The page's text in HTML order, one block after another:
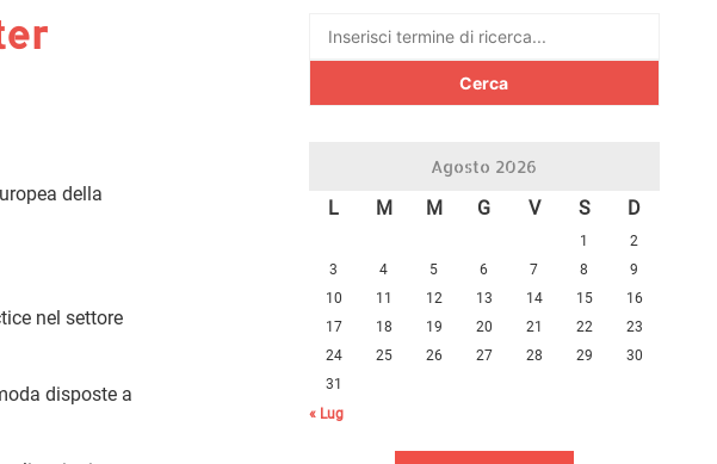
della
nel settore
disposte a
Ricerca
Agosto 2026
L M M G V S D
1
2
3
4 5 6 7 8
9
10
11 12 13 14 15
16
17
18 19 20 21 22
23
24
25 26 27 28 29
30
31
« Lug